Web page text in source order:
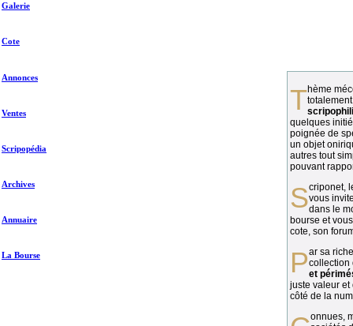
Galerie
Cote
Annonces
Ventes
Scripopédia
Archives
Annuaire
La Bourse
Thème méconnu des collectionneurs et
quelques
poignée de
un objet
autres tout
pouvant
vous
dans le
bourse et
cote, son
Par sa richesse et sa diversité, lacollection
et
juste valeur et
côté de la